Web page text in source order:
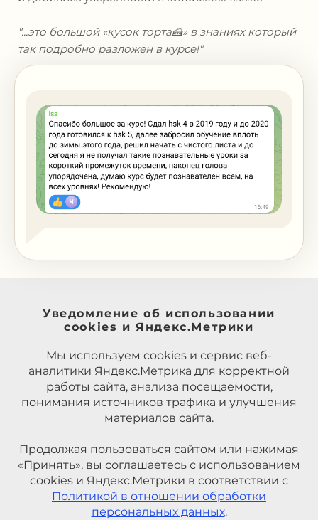
"...это большой «кусок торта🍰» в знаниях который
так подробно разложен в курсе!"
Уведомление об использовании
cookies и Яндекс.Метрики
Мы используем cookies и сервис веб-
аналитики Яндекс.Метрика для корректной
работы сайта, анализа посещаемости,
понимания источников трафика и улучшения
материалов сайта.
Продолжая пользоваться сайтом или нажимая
«Принять», вы соглашаетесь с использованием
cookies и Яндекс.Метрики в соответствии с
Политикой в отношении обработки
персональных данных.